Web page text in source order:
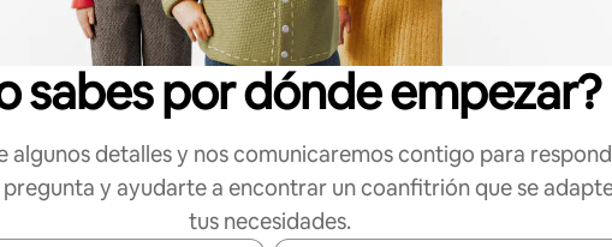
sabes por dónde empezar?
algunos detalles y nos comunicaremos contigo para
y ayudarte a encontrar un coanfitrión que se
tus necesidades.